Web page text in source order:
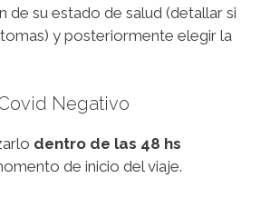
de su estado de salud (detallar si
y posteriormente elegir la
Negativo
dentro de las 48 hs
de inicio del viaje.